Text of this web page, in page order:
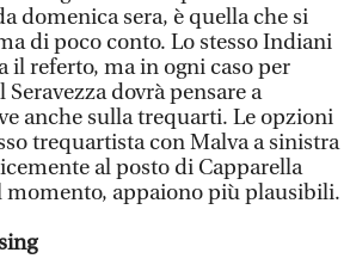
domenica sera, è quella che si
di poco conto. Lo stesso Indiani
il referto, ma in ogni caso per
dovrà pensare a
anche sulla trequarti. Le opzioni
trequartista con Malva a sinistra
al posto di Capparella
momento, appaiono più plausibili.